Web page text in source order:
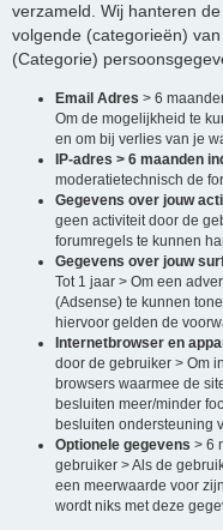
verzameld. Wij hanteren
volgende (categorieën)
(Categorie)
Email Adres > 6
Om de mogelijkheid te
en om bij verlies van je
IP-adres > 6 maanden
moderatietechnisch de
Gegevens over jouw
geen activiteit door de
forumregels te kunnen
Gegevens over jouw
Tot 1 jaar > Om een
(Adsense) te kunnen
hiervoor gelden de
Internetbrowser en
door de gebruiker > Om
browsers waarmee de
besluiten meer/minder
besluiten ondersteuning
Optionele gegevens > 6
gebruiker > Als de
een meerwaarde voor
wordt niks met deze